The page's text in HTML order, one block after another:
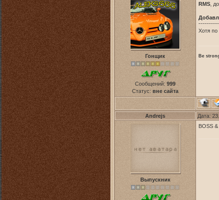
Гонщик
Сообщений: 999
Статус: вне сайта
RMS ,
Хотя
Be
Andrejs Дата:
Выпускник
BOSS